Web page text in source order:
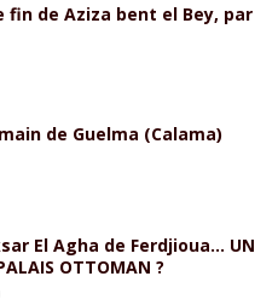
fin de Aziza bent el Bey, par
de Guelma (Calama)
El Agha de Ferdjioua… UN
OTTOMAN ?